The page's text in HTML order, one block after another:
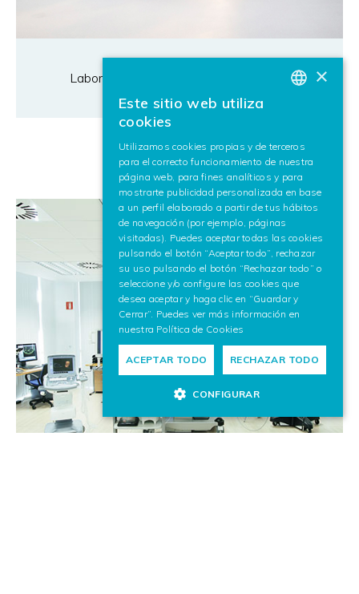
Laboratorio de Automoción
ENGLISH
×
Este sitio web utiliza
cookies
Utilizamos cookies propias y de terceros
para el correcto funcionamiento de nuestra
página web, para fines analíticos y para
mostrarte publicidad personalizada en base
a un perfil elaborado a partir de tus hábitos
de navegación (por ejemplo, páginas
visitadas). Puedes aceptar todas las cookies
pulsando el botón “Aceptar todo”, rechazar
su uso pulsando el botón “Rechazar todo” o
seleccione y/o configure las cookies que
desea aceptar y haga clic en “Guardar y
Cerrar”. Puedes ver más información en
nuestra Política de Cookies
ACEPTAR TODO RECHAZAR TODO
CONFIGURAR